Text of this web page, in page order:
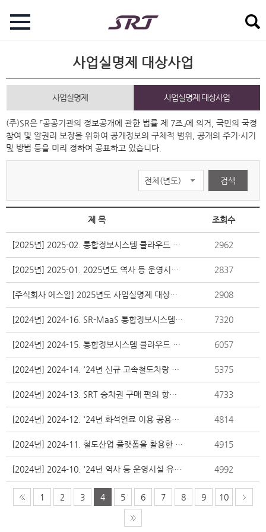
사업실명제 대상사업
사업실명제 사업실명제 대상사업
(주)SR은 「공공기관의 정보공개에 관한 법률 제 7조」에 의거, 국민의 국정
참여 및 알권리 보장을 위하여 공개정보의 구체적 범위, 공개의 주기·시기
및 방법 등을 미리 정하여 공표하고 있습니다.
전체(년도) 검색
제 목 조회수
[2025년] 2025-02. 통합정보시스템 클라우드 전환 구축 및 운영 용역 2962
[2025년] 2025-01. 2025년도 역사 등 운영시설 유지보수 업무위탁 용역 2837
[주식회사 에스알] 2025년도 사업실명제 대상사업 선정 현황 2908
[2024년] 2024-16. SR-MaaS 통합정보시스템 구축 사업 7320
[2024년] 2024-15. 통합정보시스템 클라우드 전환 구축 및 운영 용역 6057
[2024년] 2024-14. '24년 신규 고속철도차량 도입·정비 사업 5375
[2024년] 2024-13. SRT 승차권 구매 편의 향상을 위한 간편결제 확대 운영 4733
[2024년] 2024-12. '24년 화석연료 이용 공용차량을 친환경차량으로 전환 확대 4814
[2024년] 2024-11. 철도산업 플랫폼을 활용한 공공일자리 창출 4915
[2024년] 2024-10. '24년 역사 등 운영시설 유지보수 업무위탁 용역 4992
1 2 3 4 5 6 7 8 9 10